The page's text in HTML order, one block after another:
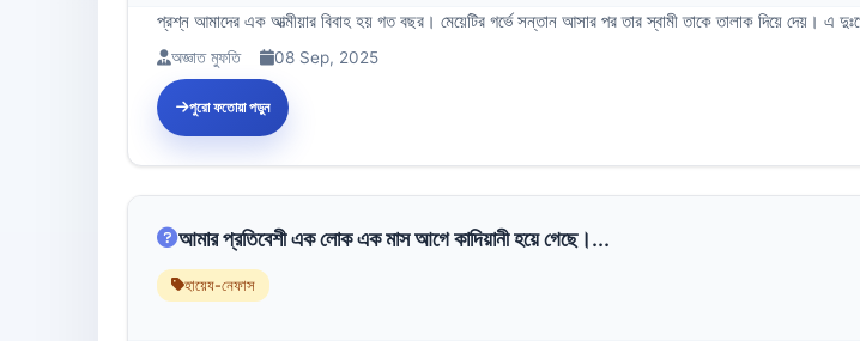
প্রশ্ন আমাদের এক আত্মীয়ার বিবাহ হয় গত বছর। মেয়েটির গর্ভে সন্তান আসার পর তার স্বামী তাকে তালাক দিয়ে দেয়। এ
অজ্ঞাত মুফতি 08 Sep, 2025
পুরো ফতোয়া পড়ুন
আমার প্রতিবেশী এক লোক এক মাস আগে কাদিয়ানী হয়ে গেছে।...
হায়েয-নেফাস